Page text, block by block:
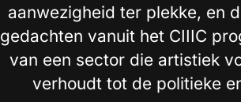
aanwezigheid ter plekke, en
gedachten vanuit het CIIIC
van een sector die artistiek
verhoudt tot de politieke